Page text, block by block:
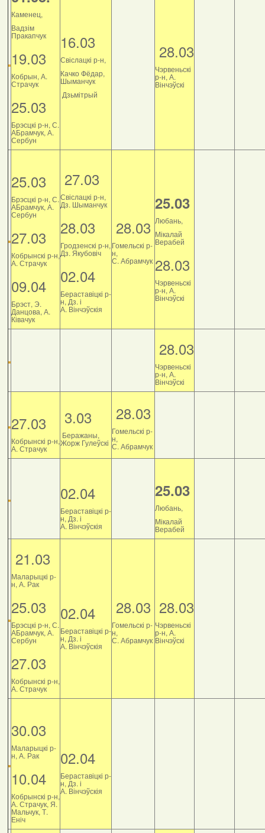
Каменец,
Вадзім
Пракапчук
19.03
Кобрын, А.
Страчук
25.03
Брэсцкі р-н, С.
АБрамчук, А.
Сербун
16.03
Свіслацкі р-н,
Качко Фёдар,
Шыманчук
Дзьмітрый
28.03
Чэрвеньскі
р-н, А.
Вінчэўскі
25.03
Брэсцкі р-н, С.
АБрамчук, А.
Сербун
27.03
Кобрынскі р-н,
А. Страчук
09.04
Брэст, Э.
Данцова, А.
Ківачук
27.03
Свіслацкі р-н,
Дз. Шыманчук
28.03
Гродзенскі р-н,
Дз. Якубовіч
02.04
Бераставіцкі р-
н, Дз. і
А. Вінчэўскія
28.03
Гомельскі р-
н,
С. Абрамчук
25.03
Любань,
Мікалай
Верабей
28.03
Чэрвеньскі
р-н, А.
Вінчэўскі
28.03
Чэрвеньскі
р-н, А.
Вінчэўскі
27.03
Кобрынскі р-н,
А. Страчук
3.03
Беражаны,
Жорж Гулеўскі
28.03
Гомельскі р-
н,
С. Абрамчук
02.04
Бераставіцкі р-
н, Дз. і
А. Вінчэўскія
25.03
Любань,
Мікалай
Верабей
21.03
Маларыцкі р-
н, А. Рак
25.03
Брэсцкі р-н, С.
АБрамчук, А.
Сербун
27.03
Кобрынскі р-н,
А. Страчук
02.04
Бераставіцкі р-
н, Дз. і
А. Вінчэўскія
28.03
Гомельскі р-
н,
С. Абрамчук
28.03
Чэрвеньскі
р-н, А.
Вінчэўскі
30.03
Маларыцкі р-
н, А. Рак
10.04
Кобрынскі р-н,
А. Страчук, Я.
Мальчук, Т.
Еніч
02.04
Бераставіцкі р-
н, Дз. і
А. Вінчэўскія